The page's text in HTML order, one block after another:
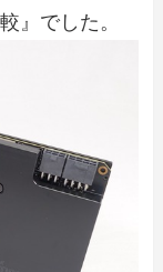
』でした。